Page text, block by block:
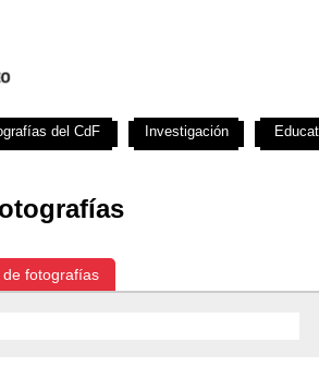
fotografías
del CdF Investigación